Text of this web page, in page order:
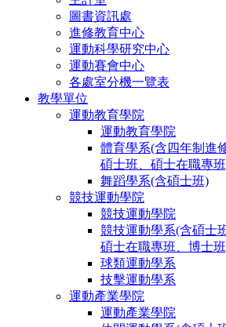
圖書資訊處
進修教育中心
運動科學研究中心
運動賽會中心
各處室分機一覽表
教學單位
運動教育學院
運動教育學院
體育學系(含四年制進
碩士班、碩士在職專
舞蹈學系(含碩士班)
競技運動學院
競技運動學院
競技運動學系(含碩士
碩士在職專班、博士
球類運動學系
技擊運動學系
運動產業學院
運動產業學院